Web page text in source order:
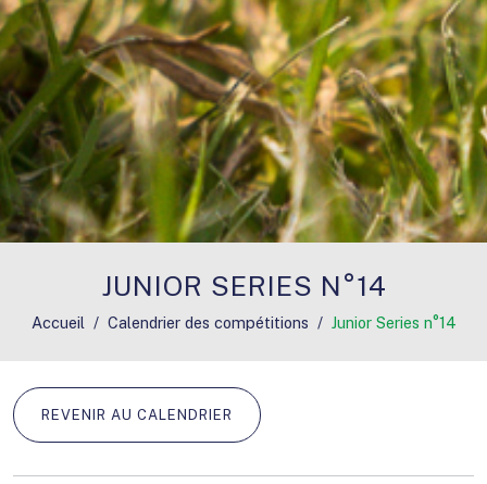
JUNIOR SERIES N°14
Accueil Calendrier des compétitions Junior Series n°14
REVENIR AU CALENDRIER